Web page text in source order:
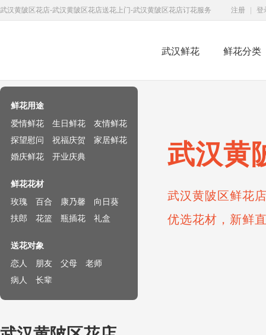
武汉黄陂区花店-武汉黄陂区花店送花上门-武汉黄陂区花店订花服务 注册 登
武汉鲜花 鲜花分类
武汉黄
武汉黄陂区鲜花
优选花材，新鲜
鲜花用途
爱情鲜花
生日鲜花
友情鲜花
探望慰问
祝福庆贺
家居鲜花
婚庆鲜花
开业庆典
鲜花花材
玫瑰
百合 康乃馨
向日葵
扶郎
花篮 瓶插花 礼盒
送花对象
恋人
朋友 父母
老师
病人
长辈